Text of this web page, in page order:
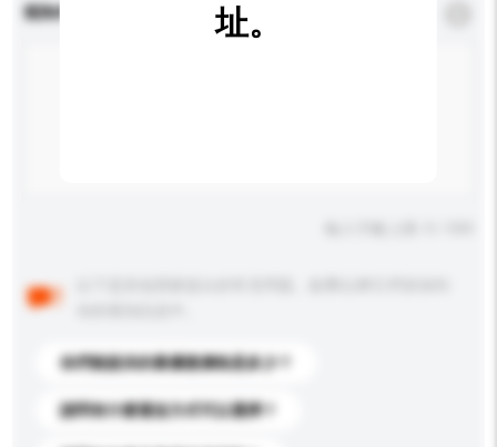
查詢內容
你們能提供的最優惠價格是多少？
請問有什麼運送方式可以選擇？
址。